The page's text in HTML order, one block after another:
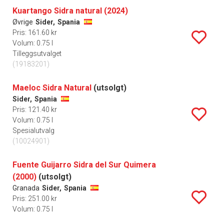
Kuartango Sidra natural (2024)
Øvrige Sider, Spania
Pris: 161.60 kr
Volum: 0.75 l
Tilleggsutvalget
(19183201)
Maeloc Sidra Natural (utsolgt)
Sider, Spania
Pris: 121.40 kr
Volum: 0.75 l
Spesialutvalg
(10024901)
Fuente Guijarro Sidra del Sur Quimera
(2000) (utsolgt)
Granada Sider, Spania
Pris: 251.00 kr
Volum: 0.75 l